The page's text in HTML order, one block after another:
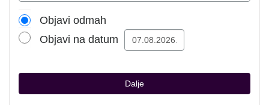
Objavi odmah
Objavi na datum
Dalje